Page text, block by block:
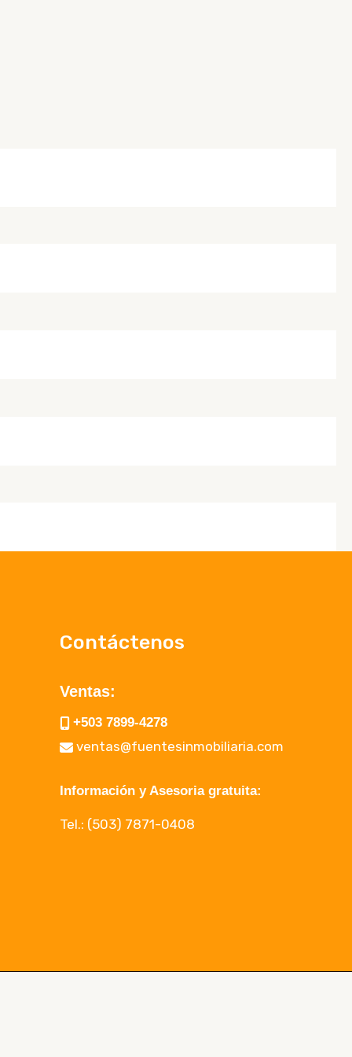
Contáctenos
Ventas:
+503 7899-4278
ventas@fuentesinmobiliaria.com
Información y Asesoria gratuita:
Tel.: (503) 7871-0408